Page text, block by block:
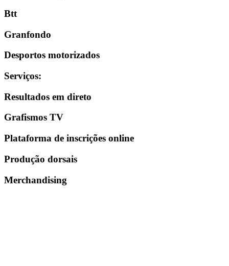
Btt
Granfondo
Desportos motorizados
Serviços:
Resultados em direto
Grafismos TV
Plataforma de inscrições online
Produção dorsais
Merchandising